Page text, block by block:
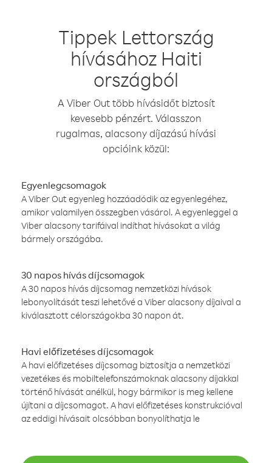
Tippek Lettország
hívásához Haiti
országból
A Viber Out több hívásidőt biztosít
kevesebb pénzért. Válasszon
rugalmas, alacsony díjazású hívási
opcióink közül:
Egyenlegcsomagok
A Viber Out egyenleg hozzáadódik az egyenlegéhez,
amikor valamilyen összegben vásárol. A egyenleggel a
Viber alacsony tarifáival indíthat hívásokat a világ
bármely országába.
30 napos hívás díjcsomagok
A 30 napos hívás díjcsomag nemzetközi hívások
lebonyolítását teszi lehetővé a Viber alacsony díjaival a
kiválasztott célországokba 30 napon át.
Havi előfizetéses díjcsomagok
A havi előfizetéses díjcsomag biztosítja a nemzetközi
vezetékes és mobiltelefonszámoknak alacsony díjakkal
történő hívását anélkül, hogy bármikor is meg kellene
újítani a díjcsomagot. A havi előfizetéses konstrukcióval
az eddigi hívásait olcsóbban bonyolíthatja le